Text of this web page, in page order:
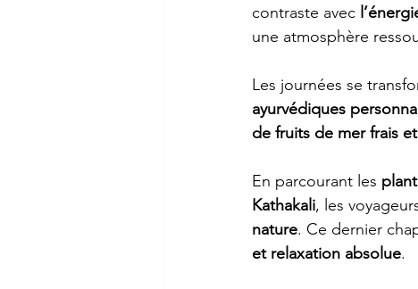
contraste avec
une atmosphère
Les journées se
ayurvédiques
de fruits de mer frais
En parcourant les
Kathakali, les
nature. Ce dernier
et relaxation absolue.